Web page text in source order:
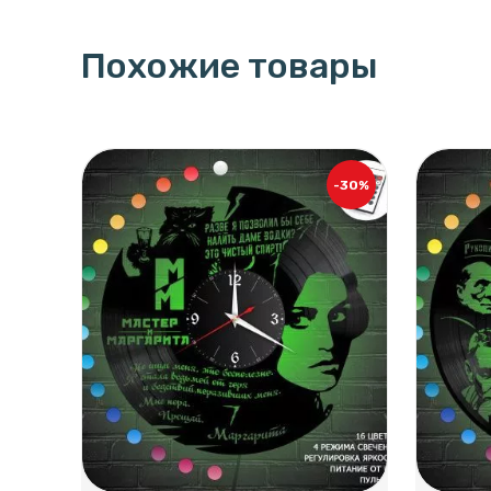
Похожие товары
-30%